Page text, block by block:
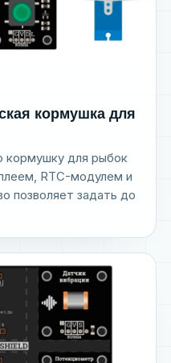
кормушка для
кормушку для рыбок
RTC-модулем и
позволяет задать до